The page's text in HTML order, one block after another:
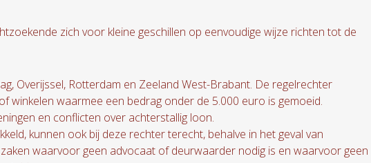
zich voor kleine geschillen op eenvoudige wijze richten tot de
Overijssel, Rotterdam en Zeeland West-Brabant. De regelrechter
winkelen waarmee een bedrag onder de 5.000 euro is gemoeid.
en conflicten over achterstallig loon.
kunnen ook bij deze rechter terecht, behalve in het geval van
waarvoor geen advocaat of deurwaarder nodig is en waarvoor geen